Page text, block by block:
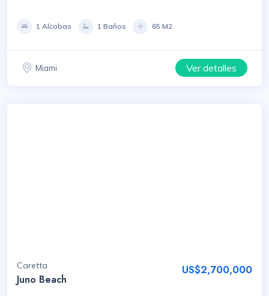
1 Alcobas 1 Baños 65 M2
Miami Ver detalles
Caretta
Juno Beach
US$2,700,000